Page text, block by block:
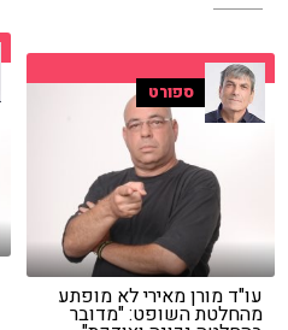
ספורט
עו"ד מורן מאירי לא מופתע
מהחלטת השופט: "מדובר